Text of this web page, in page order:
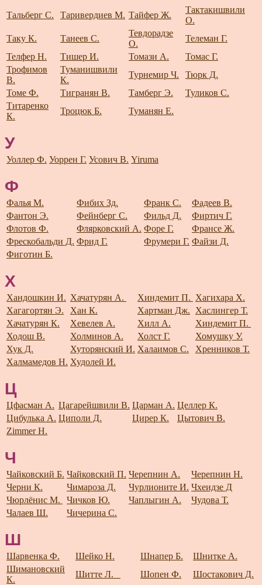
Тальберг С. Таривердиев М. Тайфер Ж.
Тактакишвили
О.
Таку К.
Танеев С.
Тевдорадзе
О.
Телеман Г.
Телфер Н.
Тишер И. Томази А.
Томас Г.
Трофимов
В.
Туманишвили
К.
Турнемир Ч.
Тюрк Д.
Томе Ф.
Тигранян В. Тамберг Э.
Туликов С.
Титаренко
К.
Троцюк Б. Туманян Е.
У
Уоллер Ф. Уоррен Г. Усович В. Yiruma
Ф
Фалья М. Фибих Зд. Франк С.
Фадеев В.
Фантон Э.
Фейнберг С. Фильд Д.
Фиртич Г.
Флотов Ф.
Флярковский А. Форе Г.
Франсе Ж.
Фрескобальди Д. Фрид Г. Фрумери Г. Файзи Д.
Фиготин Б.
Х
Хандошкин И. Хачатурян А. Хиндемит П. Хагихара Х.
Хагагортян Э.
Хан К. Хартман Дж.
Хаслингер Т.
Хачатурян К.
Хевелев А. Хилл А.
Хиндемит П.
Ходош В.
Холминов А. Холст Г.
Хомушку У.
Хук Д.
Хуторянский И. Халаимов С.
Хренников Т.
Халмамедов Н. Худолей И.
Ц
Цфасман А. Цагарейшвили В. Царман А. Целлер К.
Цибулька А. Циполи Д. Цирер К.
Цытович В.
Zimmer H.
Ч
Чайковский Б. Чайковский П. Черепнин А.
Черепнин Н.
Черни К.
Чимароза Д. Чурлионите И. Чхеидзе Д
Чюрлёнис М.
Чичков Ю. Чаплыгин А.
Чудова Т.
Чалаев Ш.
Чичерина С.
Ш
Шарвенка Ф. Шейко Н. Шнапер Б.
Шнитке А.
Шимановский
К.
Шитте Л. Шопен Ф.
Шостакович Д.